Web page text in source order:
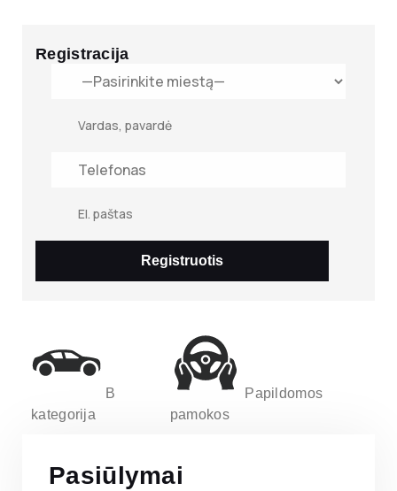
Registracija
Registruotis
B
kategorija
Papildomos
pamokos
Pasiūlymai